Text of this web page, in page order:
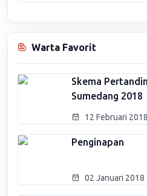
Warta Favorit
Skema
Sumedang 2018
12 Februari 2018
Penginapan
02 Januari 2018